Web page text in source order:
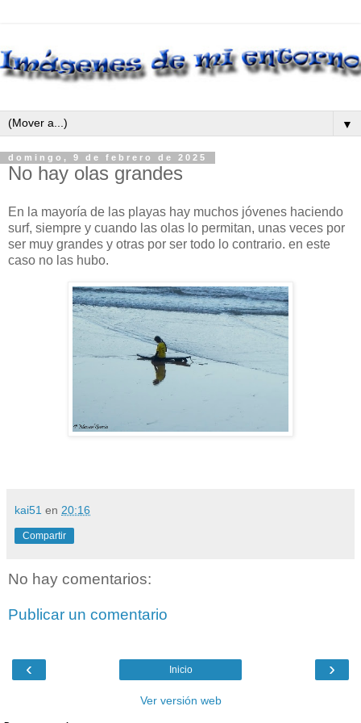
▼
domingo, 9 de febrero de 2025
No hay olas grandes
En la mayoría de las playas hay muchos jóvenes haciendo
surf, siempre y cuando las olas lo permitan, unas veces por
ser muy grandes y otras por ser todo lo contrario. en este
caso no las hubo.
kai51 en 20:16
Compartir
No hay comentarios:
Publicar un comentario
‹ ›
Inicio
Ver versión web